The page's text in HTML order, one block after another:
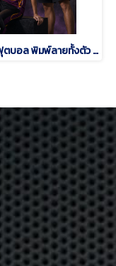
เสื้อกีฬาฟุตบอล พิมพ์ลายทั้งตัว เนื้อผ้า "นาโนเทค"SD-500